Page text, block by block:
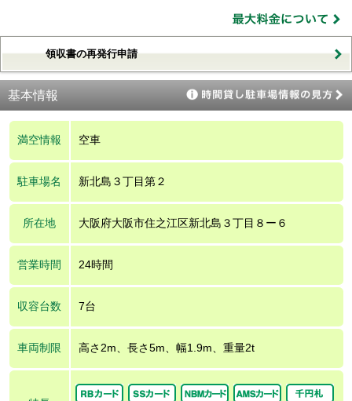
領収書の再発行申請
基本情報
満空情報 空車
駐車場名 新北島３丁目第２
所在地 大阪府大阪市住之江区新北島３丁目８ー６
営業時間 24時間
収容台数 7台
車両制限 高さ2m、長さ5m、幅1.9m、重量2t